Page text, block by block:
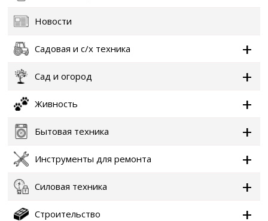
Новости
Садовая и с/х техника
Сад и огород
Живность
Бытовая техника
Инструменты для ремонта
Силовая техника
Строительство